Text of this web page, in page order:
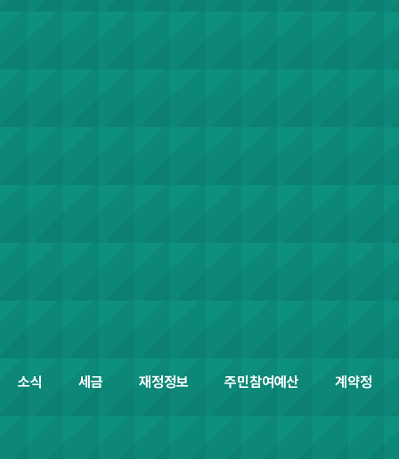
소식 세금 재정정보 주민참여예산 계약정보